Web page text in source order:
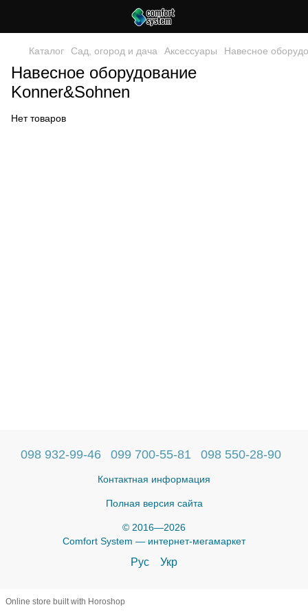
Каталог Сад, огород и дача Аксессуары Навесное
Навесное оборудование
Konner&Sohnen
Нет товаров
098 932-99-46 099 700-55-81 098 550-28-90
Контактная информация
Полная версия сайта
© 2016—2026
Comfort System — интернет-мегамаркет
Рус Укр
Online store built with Horoshop